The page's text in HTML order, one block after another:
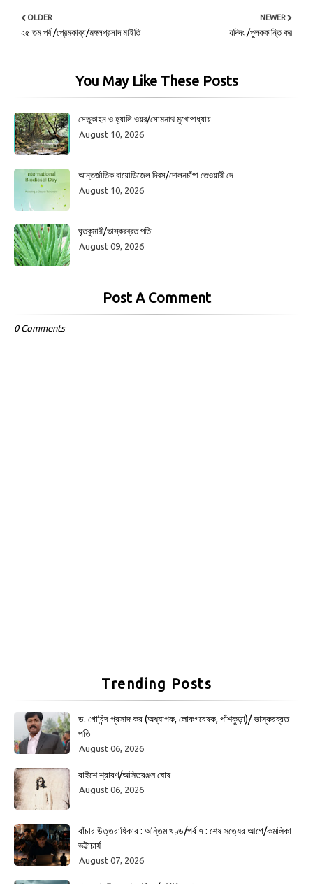
NEWER
যদিদং /পুলককান্তি কর
OLDER
২৫ তম পর্ব /প্রেমকাব্য/মঙ্গলপ্রসাদ মাইতি
You May Like These Posts
সেতুকাহন ও হ্যালি ওয়র/সোমনাথ মুখোপাধ্যায়
August 10, 2026
আন্তর্জাতিক বায়োডিজেল দিবস/দোলনচাঁপা তেওয়ারী দে
August 10, 2026
ঘৃতকুমারী/ভাস্করব্রত পতি
August 09, 2026
Post A Comment
0 Comments
Trending Posts
ড. গোবিন্দ প্রসাদ কর (অধ্যাপক, লোকগবেষক, পাঁশকুড়া)/ ভাস্করব্রত
পতি
August 06, 2026
বাইশে শ্রাবণ/অসিতরঞ্জন ঘোষ
August 06, 2026
বাঁচার উত্তরাধিকার : অন্তিম খণ্ড/পর্ব ৭ : শেষ সত্যের আগে/কমলিকা
ভট্টাচার্য
August 07, 2026